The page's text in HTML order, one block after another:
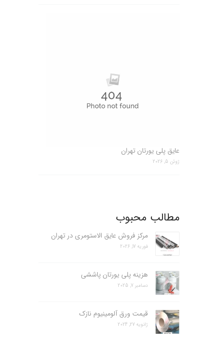
عایق پلی یورتان تهران
ژوئن 5, 2026
مطالب محبوب
مرکز فروش عایق الاستومری در تهران
فوریه 17, 2026
هزینه پلی یورتان پاششی
دسامبر 7, 2025
قیمت ورق آلومینیوم نازک
ژانویه 27, 2024